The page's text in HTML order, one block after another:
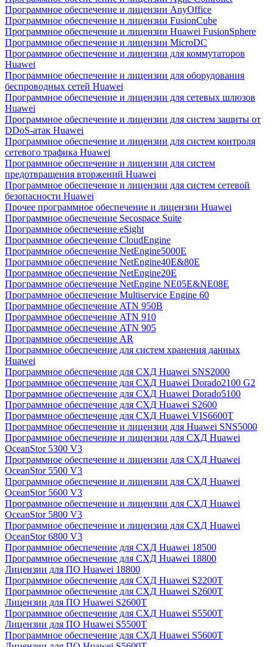
Программное обеспечение и лицензии AnyOffice
Программное обеспечение и лицензии FusionCube
Программное обеспечение и лицензии Huawei FusionSphere
Программное обеспечение и лицензии MicroDC
Программное обеспечение и лицензии для коммутаторов
Huawei
Программное обеспечение и лицензии для оборудования
беспроводных сетей Huawei
Программное обеспечение и лицензии для сетевых шлюзов
Huawei
Программное обеспечение и лицензии для систем защиты от
DDoS-атак Huawei
Программное обеспечение и лицензии для систем контроля
сетевого трафика Huawei
Программное обеспечение и лицензии для систем
предотвращения вторжений Huawei
Программное обеспечение и лицензии для систем сетевой
безопасности Huawei
Прочее программное обеспечение и лицензии Huawei
Программное обеспечение Secospace Suite
Программное обеспечение eSight
Программное обеспечение CloudEngine
Программное обеспечение NetEngine5000E
Программное обеспечение NetEngine40E&80E
Программное обеспечение NetEngine20E
Программное обеспечение NetEngine NE05E&NE08E
Программное обеспечение Multiservice Engine 60
Программное обеспечение ATN 950B
Программное обеспечение ATN 910
Программное обеспечение ATN 905
Программное обеспечение AR
Программное обеспечение для систем хранения данных
Huawei
Программное обеспечение для СХД Huawei SNS2000
Программное обеспечение для СХД Huawei Dorado2100 G2
Программное обеспечение для СХД Huawei Dorado5100
Программное обеспечение для СХД Huawei S2600
Программное обеспечение для СХД Huawei VIS6600T
Программное обеспечение и лицензии для Huawei SNS5000
Программное обеспечение и лицензии для СХД Huawei
OceanStor 5300 V3
Программное обеспечение и лицензии для СХД Huawei
OceanStor 5500 V3
Программное обеспечение и лицензии для СХД Huawei
OceanStor 5600 V3
Программное обеспечение и лицензии для СХД Huawei
OceanStor 5800 V3
Программное обеспечение и лицензии для СХД Huawei
OceanStor 6800 V3
Программное обеспечение для СХД Huawei 18500
Программное обеспечение для СХД Huawei 18800
Лицензии для ПО Huawei 18800
Программное обеспечение для СХД Huawei S2200T
Программное обеспечение для СХД Huawei S2600T
Лицензии для ПО Huawei S2600T
Программное обеспечение для СХД Huawei S5500T
Лицензии для ПО Huawei S5500T
Программное обеспечение для СХД Huawei S5600T